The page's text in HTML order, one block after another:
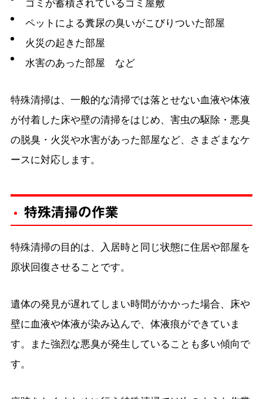
ペットによる糞尿の臭いがこびりついた部屋
火災の起きた部屋
水害のあった部屋 など
特殊清掃は、一般的な清掃では落とせない血液や体液
が付着した床や壁の清掃をはじめ、害虫の駆除・悪臭
の脱臭・火災や水害があった部屋など、さまざまなケ
ースに対応します。
特殊清掃の作業
特殊清掃の目的は、入居時と同じ状態に住居や部屋を
原状回復させることです。
遺体の発見が遅れてしまい時間がかかった場合、床や
壁に血液や体液が染み込んで、体液痕ができていま
す。また強烈な悪臭が発生していることも多い傾向で
す。